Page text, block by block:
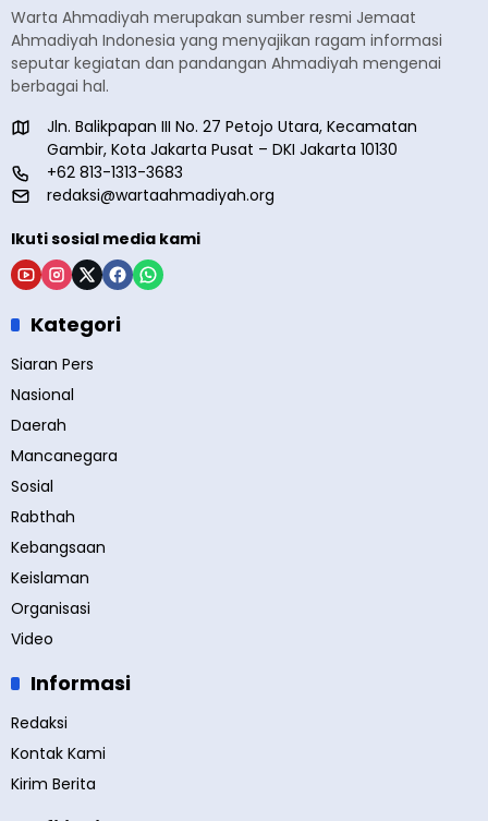
Warta Ahmadiyah merupakan sumber resmi Jemaat
Ahmadiyah Indonesia yang menyajikan ragam informasi
seputar kegiatan dan pandangan Ahmadiyah mengenai
berbagai hal.
Jln. Balikpapan III No. 27 Petojo Utara, Kecamatan
Gambir, Kota Jakarta Pusat – DKI Jakarta 10130
+62 813-1313-3683
redaksi@wartaahmadiyah.org
Ikuti sosial media kami
Kategori
Siaran Pers
Nasional
Daerah
Mancanegara
Sosial
Rabthah
Kebangsaan
Keislaman
Organisasi
Video
Informasi
Redaksi
Kontak Kami
Kirim Berita